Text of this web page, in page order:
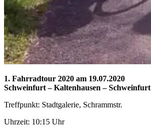
1. Fahrradtour 2020 am 19.07.2020
Schweinfurt – Kaltenhausen – Schweinfurt
Treffpunkt: Stadtgalerie, Schrammstr.
Uhrzeit: 10:15 Uhr